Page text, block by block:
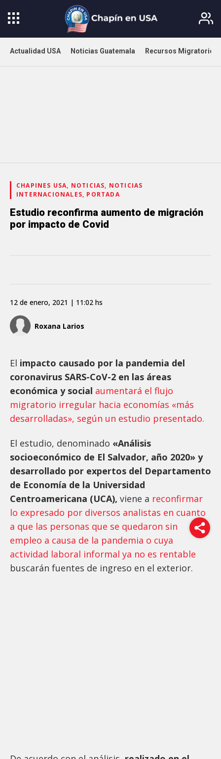
Actualidad USA Noticias Guatemala Recursos Migratorios
CHAPINES USA, NOTICIAS, NOTICIAS
INTERNACIONALES, PORTADA
Estudio reconfirma aumento de migración
por impacto de Covid
Roxana Larios
12 de enero, 2021 | 11:02 hs
El impacto causado por la pandemia del
coronavirus SARS-CoV-2 en las áreas
económica y social aumentará el flujo
migratorio irregular hacia economías «más
desarrolladas», según un estudio presentado.
El estudio, denominado «Análisis
socioeconómico de El Salvador, año 2020» y
desarrollado por expertos del Departamento
de Economía de la Universidad
Centroamericana (UCA), viene a reconfirmar
lo expresado por diversos analistas en cuanto
a que las personas que se quedaron sin
empleo a causa de la pandemia o cuya
actividad laboral informal ya no es rentable
buscarán fuentes de ingreso en el exterior.